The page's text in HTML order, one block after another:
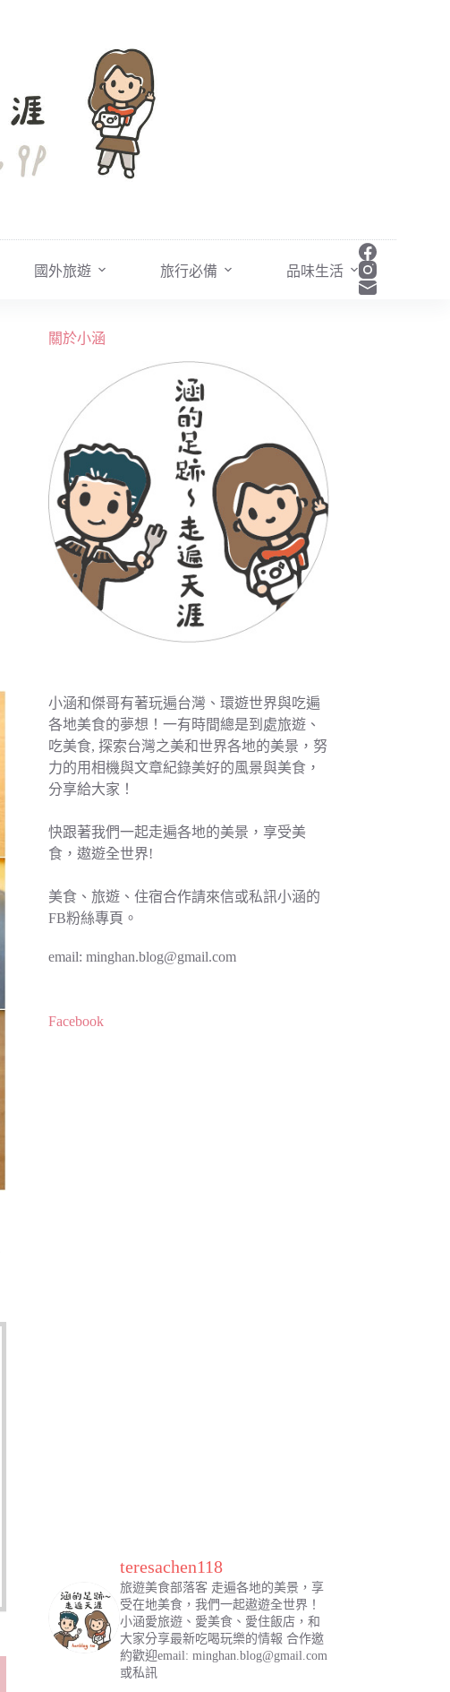
國外旅遊 旅行必備 品味生活
關於小涵
小涵和傑哥有著玩遍台灣、環遊世界與吃遍
各地美食的夢想！一有時間總是到處旅遊、
吃美食, 探索台灣之美和世界各地的美景，努
力的用相機與文章紀錄美好的風景與美食，
分享給大家！
快跟著我們一起走遍各地的美景，享受美
食，遨遊全世界!
美食、旅遊、住宿合作請來信或私訊小涵的
FB粉絲專頁。
email: minghan.blog@gmail.com
Facebook
teresachen118
旅遊美食部落客走遍各地的美景，享
受在地美食，我們一起遨遊全世界！
小涵愛旅遊、愛美食、愛住飯店，和
大家分享最新吃喝玩樂的情報 合作邀
約歡迎email: minghan.blog@gmail.com
或私訊